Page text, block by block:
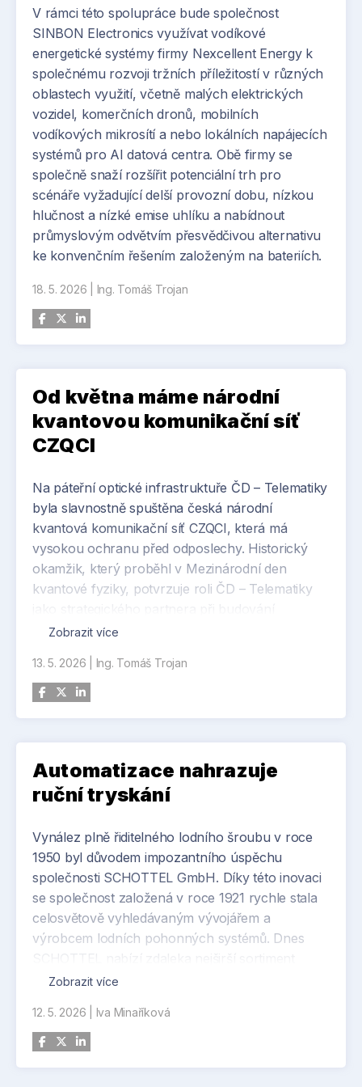
technologie v menších firmách. Příklady
konkrétních aplikací se objevují napříč odvětvími.
Například společnost Mews integruje nástroje
umělé inteligence do své platformy pro hotelový
management, zatímco Naberius Tech vyvíjí
simulační prostředí pro trénink AI systémů v
podmínkách blízkých reálnému provozu.
V rámci této spolupráce bude společnost
SINBON Electronics využívat vodíkové
energetické systémy firmy Nexcellent Energy k
společnému rozvoji tržních příležitostí v různých
oblastech využití, včetně malých elektrických
vozidel, komerčních dronů, mobilních
vodíkových mikrosítí a nebo lokálních napájecích
systémů pro AI datová centra. Obě firmy se
společně snaží rozšířit potenciální trh pro
scénáře vyžadující delší provozní dobu, nízkou
hlučnost a nízké emise uhlíku a nabídnout
průmyslovým odvětvím přesvědčivou alternativu
ke konvenčním řešením založeným na bateriích.
18. 5. 2026 Ing. Tomáš Trojan
Od května máme národní
kvantovou komunikační síť
CZQCI
Na páteřní optické infrastruktuře ČD – Telematiky
byla slavnostně spuštěna česká národní
kvantová komunikační síť CZQCI, která má
vysokou ochranu před odposlechy. Historický
okamžik, který proběhl v Mezinárodní den
kvantové fyziky, potvrzuje roli ČD – Telematiky
bezpečné digitální infrastruktury státu.
„Jsme rádi, že můžeme přispět k rozvoji kvantové
komunikace v České republice. Naše optická
páteřní síť je součástí kritické infrastruktury státu
podpoře nejpokročilejších bezpečnostních
technologií. Pilotní provoz nám zároveň dává
příležitost hlouběji se seznámit s technologií
kvantových přenosů a lépe pochopit potřeby
potenciálních zákazníků,“ řekl Lukasz Kryński,
předseda představenstva společnosti ČD –
Telematika.
Zobrazit více
13. 5. 2026 Ing. Tomáš Trojan
Automatizace nahrazuje
ruční tryskání
Vynález plně řiditelného lodního šroubu v roce
1950 byl důvodem impozantního úspěchu
společnosti SCHOTTEL GmbH. Díky této inovaci
se společnost založená v roce 1921 rychle stala
celosvětově vyhledávaným vývojářem a
výrobcem lodních pohonných systémů. Dnes
pohonných a řídicích systémů pro lodě a
Aby si společnost udržela své vysoké
technologické standardy, neustále modernizuje
Zobrazit více
12. 5. 2026 Iva Minaříková